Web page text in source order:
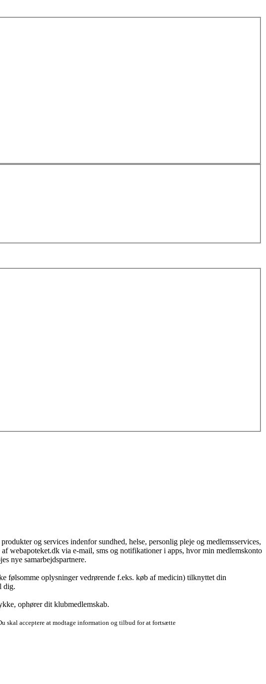
og services indenfor sundhed, helse, personlig pleje og medlemsservices,
webapoteket.dk via e-mail, sms og notifikationer i apps, hvor min medlemskonto
nye samarbejdspartnere.
følsomme oplysninger vedrørende f.eks. køb af medicin) tilknyttet din
dig.
ophører dit klubmedlemskab.
skal acceptere at modtage information og tilbud for at fortsætte